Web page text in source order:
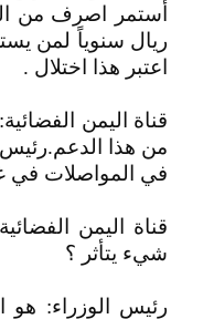
ريال سنوياً لمن
اعتبر هذا اختلال .
قناة اليمن
من هذا الدعم.رئيس
في المواصلات في
قناة اليمن
شيء يتأثر ؟
رئيس الوزراء: هو